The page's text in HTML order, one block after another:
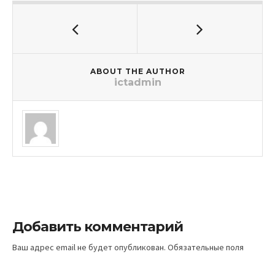
ABOUT THE AUTHOR
ictadmin
Добавить комментарий
Ваш адрес email не будет опубликован. Обязательные поля